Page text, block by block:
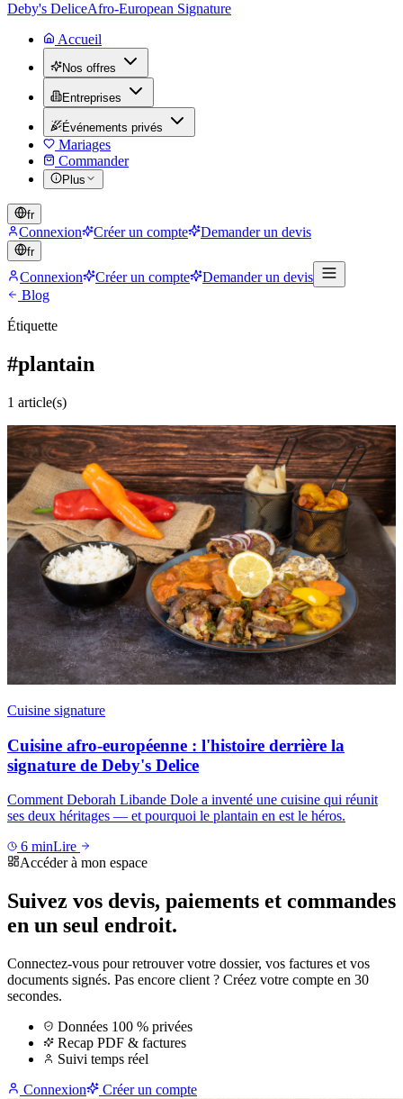
Deby's DeliceAfro-European Signature
Accueil
Nos offres
Entreprises
Événements privés
Mariages
Commander
Plus
fr
Connexion Créer un compte Demander un devis
fr
Connexion Créer un compte
Demander un devis
Blog
Étiquette
#plantain
1 article(s)
Cuisine signature
Cuisine afro-européenne : l'histoire derrière la
signature de Deby's Delice
Comment Deborah Libande Dole a inventé une cuisine qui réunit
ses deux héritages — et pourquoi le plantain en est le héros.
6 minLire
Accéder à mon espace
Suivez vos devis, paiements et commandes
en un seul endroit.
Connectez-vous pour retrouver votre dossier, vos factures et vos
documents signés. Pas encore client ? Créez votre compte en 30
secondes.
Données 100 % privées
Recap PDF & factures
Suivi temps réel
Connexion
Créer un compte